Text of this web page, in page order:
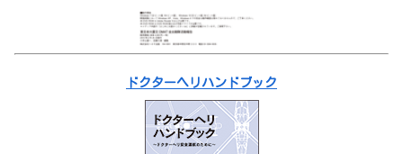
ドクターヘリハンドブック